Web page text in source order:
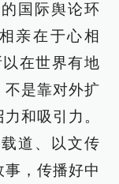
国际舆论环
亲在于心相
在世界有地
不是靠对外扩
和吸引力。
道、以文传
，传播好中